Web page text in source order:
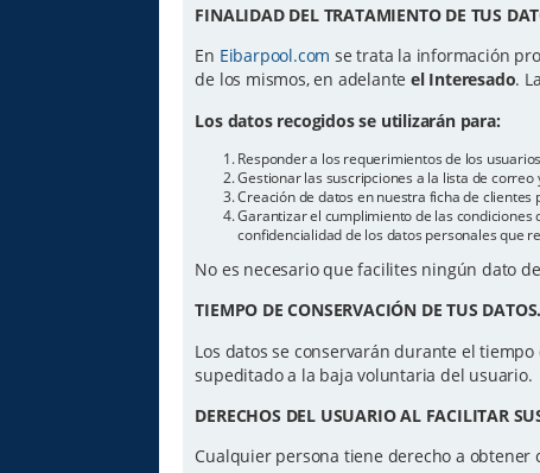
FINALIDAD DEL TRATAMIENTO DE TUS
En Eibarpool.com se trata la información
de los mismos, en adelanteel Interesado.
Los datos recogidos se utilizarán para:
Responder a los requerimientos de los
Gestionar las suscripciones a la lista de
Creación de datos en nuestra ficha de
Garantizar el cumplimiento de las
confidencialidad de los datos personales que
No es necesario que facilites ningún dato
TIEMPO DE CONSERVACIÓN DE TUS DATOS.
Los datos se conservarán durante el
supeditado a la baja voluntaria del usuario.
DERECHOS DEL USUARIO AL FACILITAR
Cualquier persona tiene derecho a obtener